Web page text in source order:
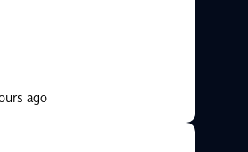
ago